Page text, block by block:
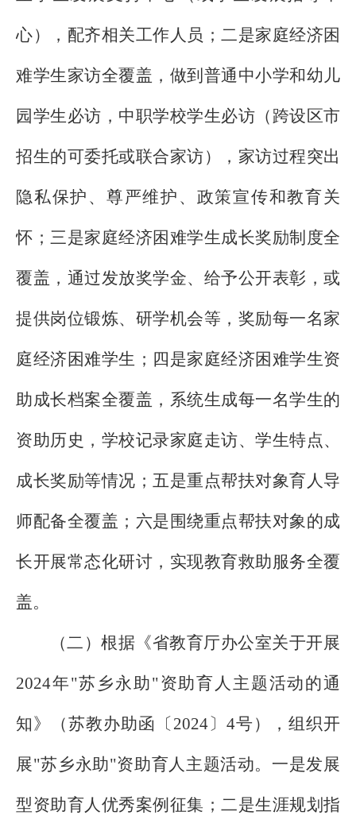
心），配齐相关工作人员；二是家庭经济困
难学生家访全覆盖，做到普通中小学和幼儿
园学生必访，中职学校学生必访（跨设区市
招生的可委托或联合家访），家访过程突出
隐私保护、尊严维护、政策宣传和教育关
怀；三是家庭经济困难学生成长奖励制度全
覆盖，通过发放奖学金、给予公开表彰，或
提供岗位锻炼、研学机会等，奖励每一名家
庭经济困难学生；四是家庭经济困难学生资
助成长档案全覆盖，系统生成每一名学生的
资助历史，学校记录家庭走访、学生特点、
成长奖励等情况；五是重点帮扶对象育人导
师配备全覆盖；六是围绕重点帮扶对象的成
长开展常态化研讨，实现教育救助服务全覆
盖。
（二）根据《省教育厅办公室关于开展
2024年"苏乡永助"资助育人主题活动的通
知》（苏教办助函〔 2024〕 4号），组织开
展"苏乡永助"资助育人主题活动。一是发展
型资助育人优秀案例征集；二是生涯规划指